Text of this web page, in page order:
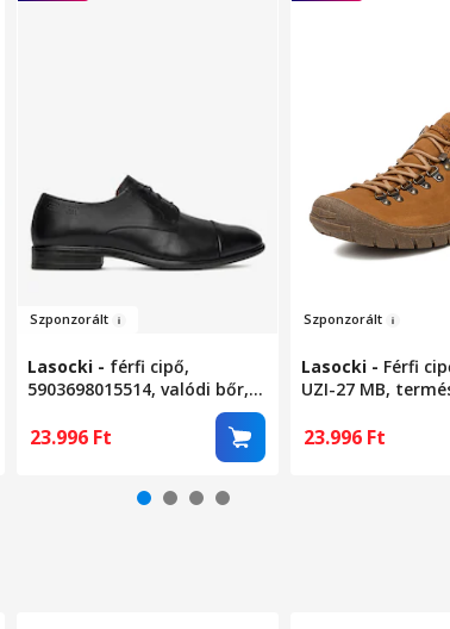
Szponzorált
Lasocki - férfi cipő,
5903698015514, valódi bőr,
23.996 Ft
Szponzorált
Lasocki - Férfi
UZI-27 MB,
23.996 Ft